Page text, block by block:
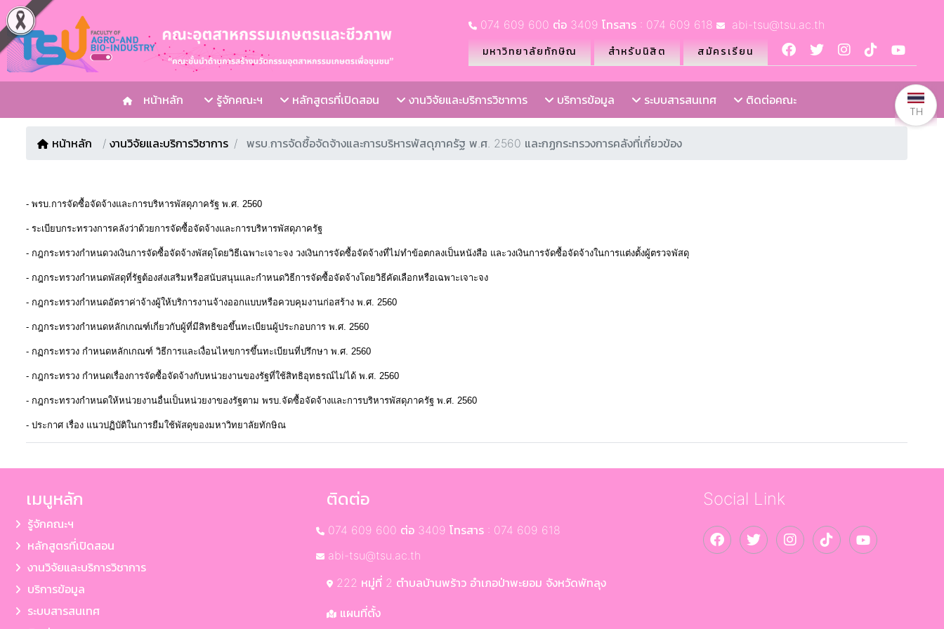
074 609 600 ต่อ 3409 โทรสาร : 074 609 618 abi-tsu@tsu.ac.th
มหาวิทยาลัยทักษิณ สำหรับนิสิต สมัครเรียน
หน้าหลัก รู้จักคณะฯ หลักสูตรที่เปิดสอน งานวิจัยและบริการวิชาการ บริการข้อมูล ระบบสารสนเทศ ติดต่อคณะ
หน้าหลัก / งานวิจัยและบริการวิชาการ พรบ.การจัดซื้อจัดจ้างและการบริหารพัสดุภาครัฐ พ.ศ. 2560 และกฏกระทรวงการคลังที่เกี่ยวข้อง
- พรบ.การจัดซื้อจัดจ้างและการบริหารพัสดุภาครัฐ พ.ศ. 2560
- ระเบียบกระทรวงการคลังว่าด้วยการจัดซื้อจัดจ้างและการบริหารพัสดุภาครัฐ
- กฎกระทรวงกำหนดวงเงินการจัดซื้อจัดจ้างพัสดุโดยวิธีเฉพาะเจาะจง วงเงินการจัดซื้อจัดจ้างที่ไม่ทำข้อตกลงเป็นหนังสือ และวงเงินการจัดซื้อจัดจ้างในการแต่งตั้งผู้ตรวจพัสดุ
- กฎกระทรวงกำหนดพัสดุที่รัฐต้องส่งเสริมหรือสนับสนุนและกำหนดวิธีการจัดซื้อจัดจ้างโดยวิธีคัดเลือกหรือเฉพาะเจาะจง
- กฎกระทรวงกำหนดอัตราค่าจ้างผู้ให้บริการงานจ้างออกแบบหรือควบคุมงานก่อสร้าง พ.ศ. 2560
- กฎกระทรวงกำหนดหลักเกณฑ์เกี่ยวกับผู้ที่มีสิทธิขอขึ้นทะเบียนผู้ประกอบการ พ.ศ. 2560
- กฏกระทรวง กำหนดหลักเกณฑ์ วิธีการและเงื่อนไหขการขึ้นทะเบียนที่ปรึกษา พ.ศ. 2560
- กฎกระทรวง กำหนดเรื่องการจัดซื้อจัดจ้างกับหน่วยงานของรัฐที่ใช้สิทธิอุทธรณ์ไม่ได้ พ.ศ. 2560
- กฎกระทรวงกำหนดให้หน่วยงานอื่นเป็นหน่วยงาของรัฐตาม พรบ.จัดซื้อจัดจ้างและการบริหารพัสดุภาครัฐ พ.ศ. 2560
- ประกาศ เรื่อง แนวปฏิบัติในการยืมใช้พัสดุของมหาวิทยาลัยทักษิณ
เมนูหลัก
รู้จักคณะฯ
หลักสูตรที่เปิดสอน
งานวิจัยและบริการวิชาการ
บริการข้อมูล
ระบบสารสนเทศ
ติดต่อ
074 609 600 ต่อ 3409 โทรสาร : 074 609 618
abi-tsu@tsu.ac.th
222 หมู่ที่ 2 ตำบลบ้านพร้าว อำเภอป่าพะยอม จังหวัดพัทลุง
แผนที่ตั้ง
Social Link
TH